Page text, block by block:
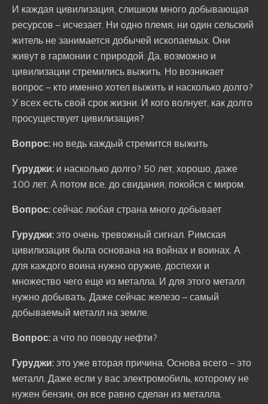
И каждая цивилизация, слишком много добывающая
ресурсов – исчезает. Ни одно племя, ни один сельский
житель не занимается добычей ископаемых. Они
живут в гармонии с природой. Да, возможно и
цивилизации стремились выжить. Но возникает
вопрос – кто именно хотел выжить и насколько долго?
У всех есть свой срок жизни. И кого волнует, как долго
просуществует цивилизация?
Вопрос: но ведь каждый стремится выжить
Гуруджи: и насколько долго? 50 лет, хорошо, даже
100 лет. А потом все, до свидания, покойся с миром.
Вопрос: сейчас любая страна много добывает
Гуруджи: это очень тревожный сигнал. Римская
цивилизация была основана на войнах и воинах. А
для каждого воина нужно оружие, доспехи и
множество чего еще из металла. И для этого металл
нужно добывать. Даже сейчас железо – самый
добываемый металл на земле.
Вопрос: а что по поводу нефти?
Гуруджи: это уже вторая причина. Основа всего – это
металл. Даже если у вас электромобиль, которому не
нужен бензин, он все равно сделан из металла.